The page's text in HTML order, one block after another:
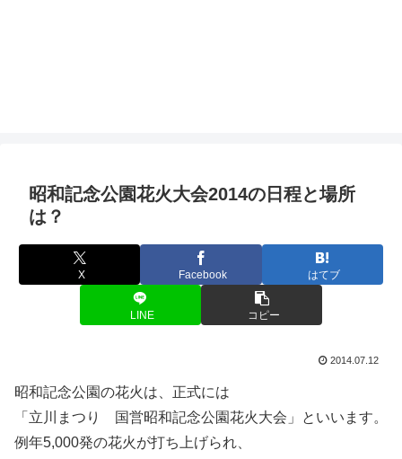
昭和記念公園花火大会2014の日程と場所
は？
X Facebook はてブ
LINE コピー
2014.07.12
昭和記念公園の花火は、正式には
「立川まつり 国営昭和記念公園花火大会」といいます。
例年5,000発の花火が打ち上げられ、